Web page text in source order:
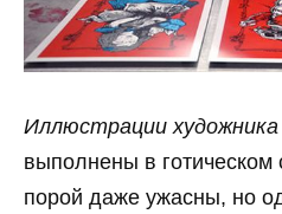
Иллюстрации художника
выполнены в
порой даже ужасны, но